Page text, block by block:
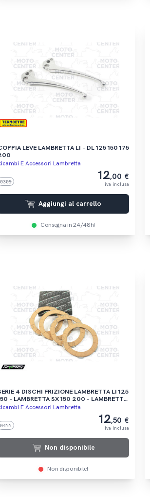
LEVE LAMBRETTA LI - DL 125 150 175
E Accessori Lambretta
0309 12,00 €
iva inclusa
Aggiungi al carrello
Consegna in 24/48h!
4 DISCHI FRIZIONE LAMBRETTA LI 125
- LAMBRETTA SX 150 200 - LAMBRETTA
200 - LAMBRETTA GP 125 150 200
E Accessori Lambretta
0455 12,50 €
iva inclusa
Non disponibile
Non disponibile!